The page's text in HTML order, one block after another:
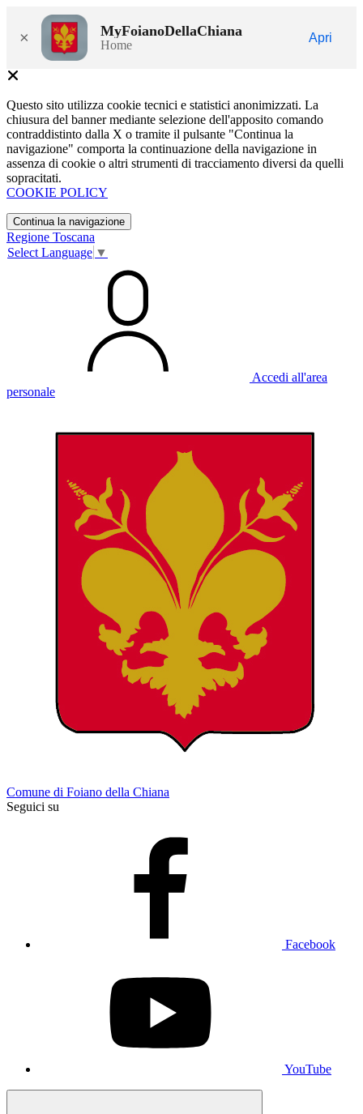
× MyFoianoDellaChiana
Home
Apri
Questo sito utilizza cookie tecnici e statistici anonimizzati. La
chiusura del banner mediante selezione dell'apposito comando
contraddistinto dalla X o tramite il pulsante "Continua la
navigazione" comporta la continuazione della navigazione in
assenza di cookie o altri strumenti di tracciamento diversi da quelli
sopracitati.
COOKIE POLICY
Continua la navigazione
Regione Toscana
Select Language ▼
Accedi all'area
personale
Comune di Foiano della Chiana
Seguici su
Facebook
YouTube